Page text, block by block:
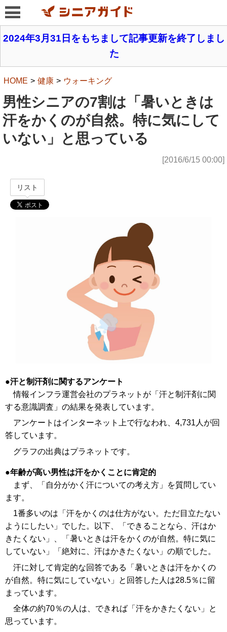
2024年3月31日をもちまして記事更新を終了しまし
た
HOME 健康 ウォーキング
男性シニアの7割は「暑いときは
汗をかくのが自然。特に気にして
いない」と思っている
[2016/6/15 00:00]
リスト
汗と制汗剤に関するアンケート
情報インフラ運営会社のプラネットが「汗と制汗剤に関
する意識調査」の結果を発表しています。
アンケートはインターネット上で行なわれ、4,731人が回
答しています。
グラフの出典はプラネットです。
年齢が高い男性は汗をかくことに肯定的
まず、「自分がかく汗についての考え方」を質問してい
ます。
1番多いのは「汗をかくのは仕方がない。ただ目立たない
ようにしたい」でした。以下、「できることなら、汗はか
きたくない」、「暑いときは汗をかくのが自然。特に気に
していない」「絶対に、汗はかきたくない」の順でした。
汗に対して肯定的な回答である「暑いときは汗をかくの
が自然。特に気にしていない」と回答した人は28.5％に留
まっています。
全体の約70％の人は、できれば「汗をかきたくない」と
思っています。